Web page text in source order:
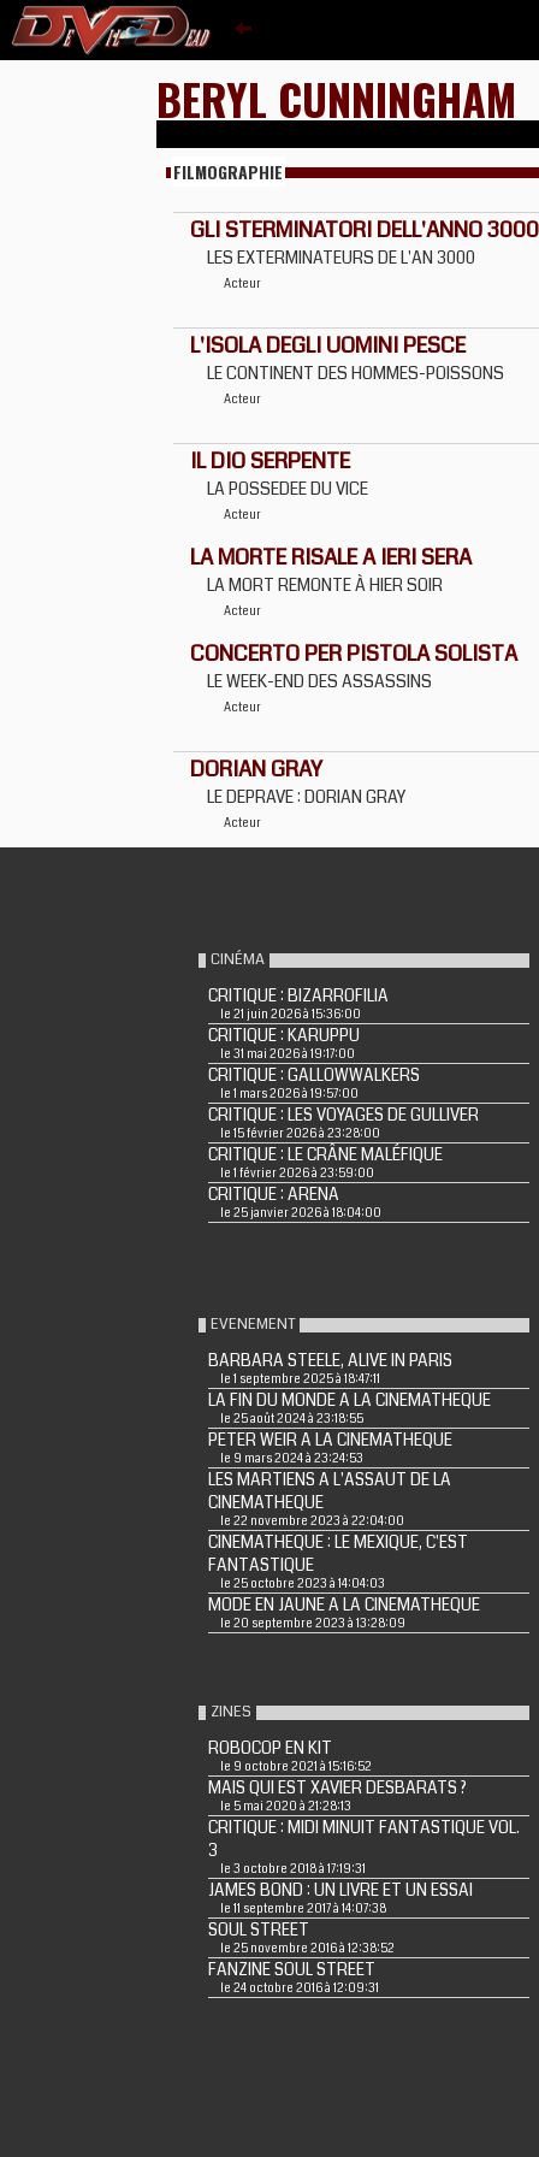
BERYL CUNNINGHAM
FILMOGRAPHIE
GLI STERMINATORI DELL'ANNO 3000
LES EXTERMINATEURS DE L'AN 3000
Acteur
L'ISOLA DEGLI UOMINI PESCE
LE CONTINENT DES HOMMES-POISSONS
Acteur
IL DIO SERPENTE
LA POSSEDEE DU VICE
Acteur
LA MORTE RISALE A IERI SERA
LA MORT REMONTE À HIER SOIR
Acteur
CONCERTO PER PISTOLA SOLISTA
LE WEEK-END DES ASSASSINS
Acteur
DORIAN GRAY
LE DEPRAVE : DORIAN GRAY
Acteur
CINÉMA
CRITIQUE : BIZARROFILIA
le 21 juin 2026 à 15:36:00
CRITIQUE : KARUPPU
le 31 mai 2026 à 19:17:00
CRITIQUE : GALLOWWALKERS
le 1 mars 2026 à 19:57:00
CRITIQUE : LES VOYAGES DE GULLIVER
le 15 février 2026 à 23:28:00
CRITIQUE : LE CRÂNE MALÉFIQUE
le 1 février 2026 à 23:59:00
CRITIQUE : ARENA
le 25 janvier 2026 à 18:04:00
EVENEMENT
BARBARA STEELE, ALIVE IN PARIS
le 1 septembre 2025 à 18:47:11
LA FIN DU MONDE A LA CINEMATHEQUE
le 25 août 2024 à 23:18:55
PETER WEIR A LA CINEMATHEQUE
le 9 mars 2024 à 23:24:53
LES MARTIENS A L'ASSAUT DE LA
CINEMATHEQUE
le 22 novembre 2023 à 22:04:00
CINEMATHEQUE : LE MEXIQUE, C'EST
FANTASTIQUE
le 25 octobre 2023 à 14:04:03
MODE EN JAUNE A LA CINEMATHEQUE
le 20 septembre 2023 à 13:28:09
ZINES
ROBOCOP EN KIT
le 9 octobre 2021 à 15:16:52
MAIS QUI EST XAVIER DESBARATS ?
le 5 mai 2020 à 21:28:13
CRITIQUE : MIDI MINUIT FANTASTIQUE VOL.
3
le 3 octobre 2018 à 17:19:31
JAMES BOND : UN LIVRE ET UN ESSAI
le 11 septembre 2017 à 14:07:38
SOUL STREET
le 25 novembre 2016 à 12:38:52
FANZINE SOUL STREET
le 24 octobre 2016 à 12:09:31